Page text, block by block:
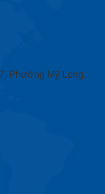
Phường Mỹ Long,